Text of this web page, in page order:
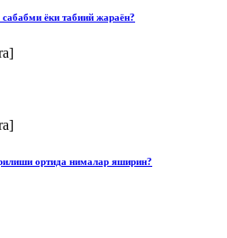
ёки табиий жараён?
ортида нималар яширин?